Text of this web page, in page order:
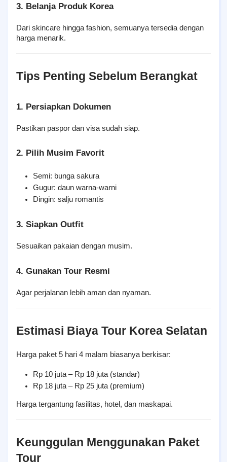
3. Belanja Produk Korea
Dari skincare hingga fashion, semuanya tersedia dengan
harga menarik.
Tips Penting Sebelum Berangkat
1. Persiapkan Dokumen
Pastikan paspor dan visa sudah siap.
2. Pilih Musim Favorit
Semi: bunga sakura
Gugur: daun warna-warni
Dingin: salju romantis
3. Siapkan Outfit
Sesuaikan pakaian dengan musim.
4. Gunakan Tour Resmi
Agar perjalanan lebih aman dan nyaman.
Estimasi Biaya Tour Korea Selatan
Harga paket 5 hari 4 malam biasanya berkisar:
Rp 10 juta – Rp 18 juta (standar)
Rp 18 juta – Rp 25 juta (premium)
Harga tergantung fasilitas, hotel, dan maskapai.
Keunggulan Menggunakan Paket
Tour